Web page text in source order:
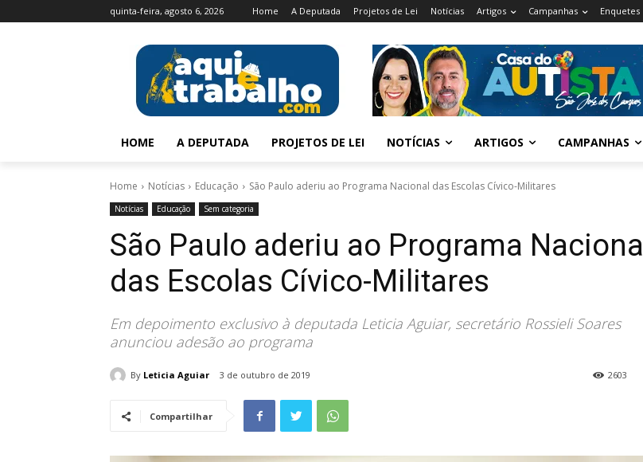
quinta-feira, agosto 6, 2026 Home A Deputada Projetos de Lei Notícias Artigos Campanhas Enquetes
HOME A DEPUTADA PROJETOS DE LEI NOTÍCIAS ARTIGOS CAMPANHAS
Home Notícias Educação São Paulo aderiu ao Programa Nacional das Escolas Cívico-Militares
Notícias Educação Sem categoria
São Paulo aderiu ao Programa Nacional
das Escolas Cívico-Militares
Em depoimento exclusivo à deputada Leticia Aguiar, secretário Rossieli Soares
anunciou adesão ao programa
By Leticia Aguiar 3 de outubro de 2019 2603
Compartilhar